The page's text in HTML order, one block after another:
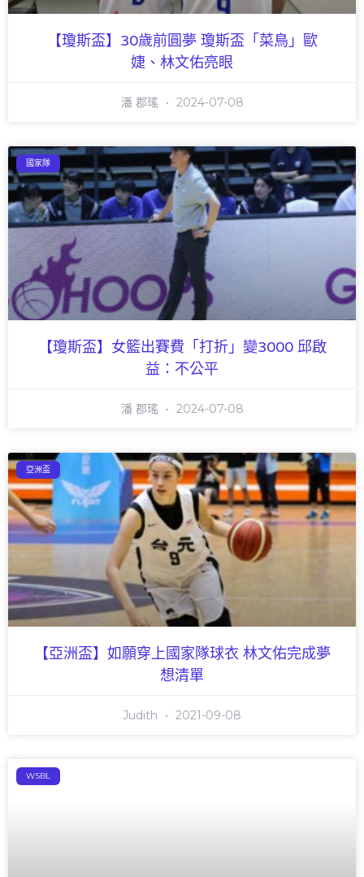
【瓊斯盃】30歲前圓夢 瓊斯盃「菜鳥」歐
婕、林文佑亮眼
潘 郡瑤 2024-07-08
國家隊
【瓊斯盃】女籃出賽費「打折」變3000 邱啟
益：不公平
潘 郡瑤 2024-07-08
亞洲盃
【亞洲盃】如願穿上國家隊球衣 林文佑完成夢
想清單
Judith 2021-09-08
WSBL